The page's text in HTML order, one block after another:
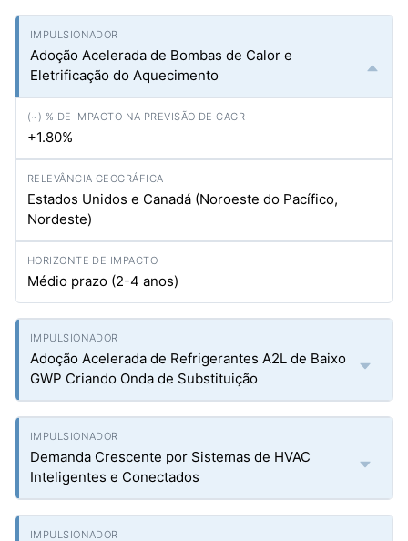
Adoção Acelerada de Bombas de Calor e
Eletrificação do Aquecimento
+1.80%
Estados Unidos e Canadá (Noroeste do Pacífico,
Nordeste)
Médio prazo (2-4 anos)
Adoção Acelerada de Refrigerantes A2L de Baixo
GWP Criando Onda de Substituição
Demanda Crescente por Sistemas de HVAC
Inteligentes e Conectados